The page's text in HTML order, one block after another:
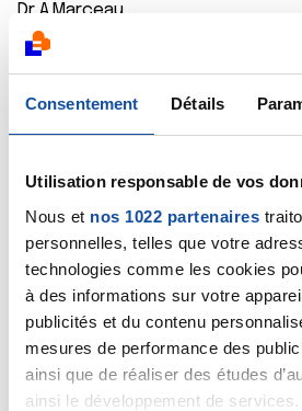
Consentement Détails
Utilisation responsable de vos
Nous et nos 1022 partenaires
personnelles, telles que votre
technologies comme les cookies
à des informations sur votre
publicités et du contenu
mesures de performance des
ainsi que de réaliser des études
ainsi le développement de
Dr A.Marceau
Citer
Chapeau
22/09/2020 - 12:35
Merci beaucoup pour votre
d'une glomérulonéphrite très
bilan annuel de suivi sans autre